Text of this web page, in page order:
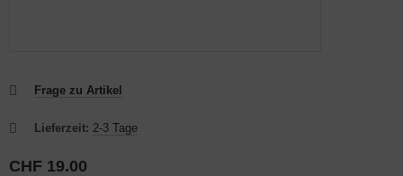
Frage zu Artikel
Lieferzeit: 2-3 Tage
CHF 19.00